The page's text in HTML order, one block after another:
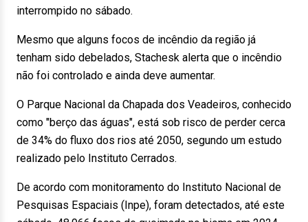
interrompido no sábado.
Mesmo que alguns focos de incêndio da região já
tenham sido debelados, Stachesk alerta que o incêndio
não foi controlado e ainda deve aumentar.
O Parque Nacional da Chapada dos Veadeiros, conhecido
como "berço das águas", está sob risco de perder cerca
de 34% do fluxo dos rios até 2050, segundo um estudo
realizado pelo Instituto Cerrados.
De acordo com monitoramento do Instituto Nacional de
Pesquisas Espaciais (Inpe), foram detectados, até este